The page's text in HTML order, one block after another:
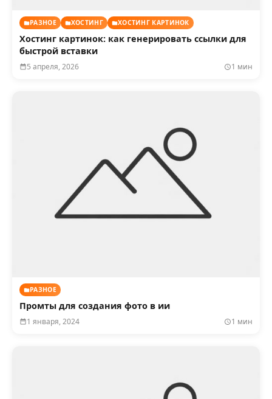
РАЗНОЕ ХОСТИНГ ХОСТИНГ КАРТИНОК
Хостинг картинок: как генерировать ссылки для
быстрой вставки
5 апреля, 2026 1 мин
РАЗНОЕ
Промты для создания фото в ии
1 января, 2024 1 мин